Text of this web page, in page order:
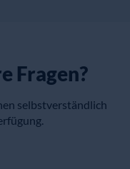
Fragen?
selbstverständlich